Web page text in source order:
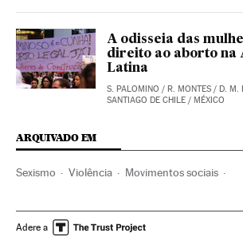
A odisseia das
direito ao aborto na
Latina
S. PALOMINO / R. MONTES / D. M.
SANTIAGO DE CHILE / MÉXICO
ARQUIVADO EM
Sexismo Violência Movimentos sociais
Acontecimentos Relações gênero
Adere a